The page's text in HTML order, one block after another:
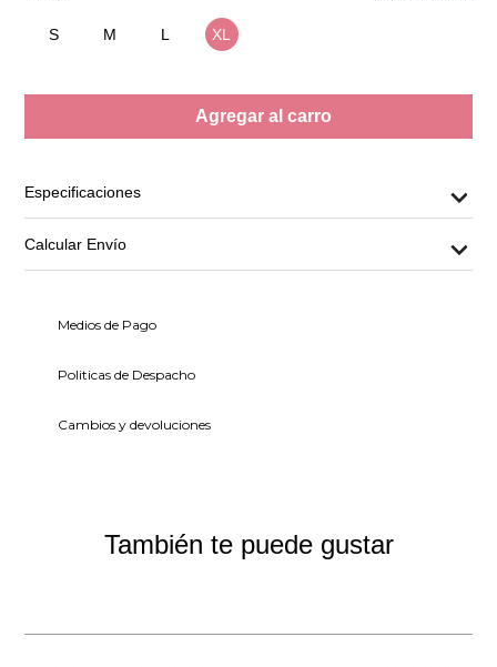
S M L XL
Agregar al carro
Especificaciones
Calcular Envío
Medios de Pago
Politicas de Despacho
Cambios y devoluciones
También te puede gustar